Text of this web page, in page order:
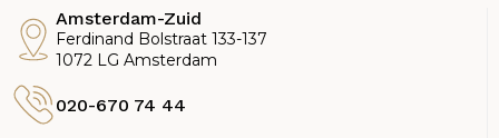
Amsterdam-Zuid
Ferdinand Bolstraat 133-137
1072 LG Amsterdam
020-670 74 44